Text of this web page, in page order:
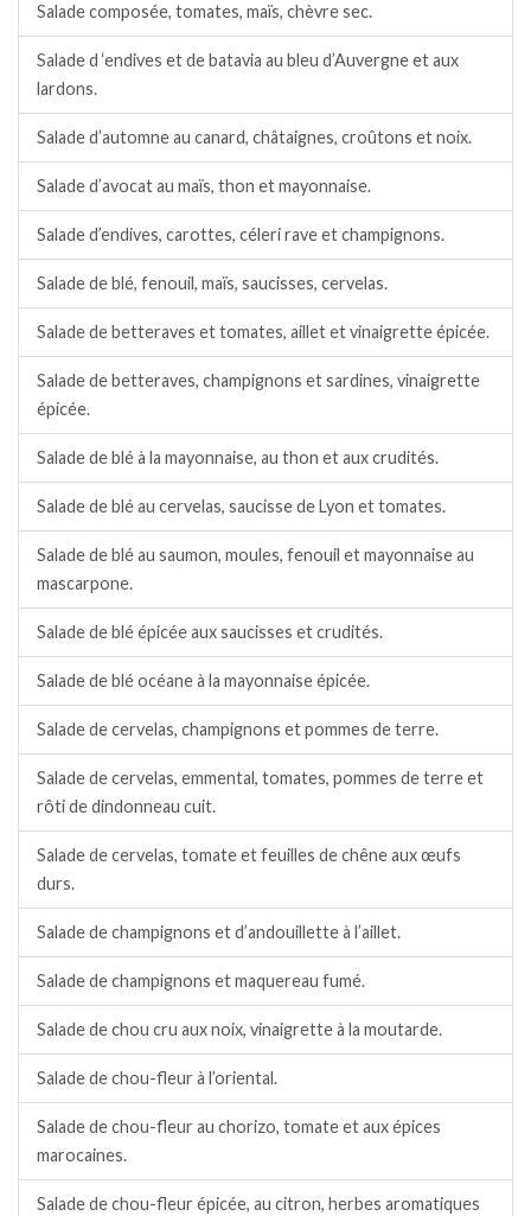
Salade composée, tomates, maïs, chèvre sec.
Salade d ‘endives et de batavia au bleu d’Auvergne et aux
lardons.
Salade d’automne au canard, châtaignes, croûtons et noix.
Salade d’avocat au maïs, thon et mayonnaise.
Salade d’endives, carottes, céleri rave et champignons.
Salade de blé, fenouil, maïs, saucisses, cervelas.
Salade de betteraves et tomates, aillet et vinaigrette épicée.
Salade de betteraves, champignons et sardines, vinaigrette
épicée.
Salade de blé à la mayonnaise, au thon et aux crudités.
Salade de blé au cervelas, saucisse de Lyon et tomates.
Salade de blé au saumon, moules, fenouil et mayonnaise au
mascarpone.
Salade de blé épicée aux saucisses et crudités.
Salade de blé océane à la mayonnaise épicée.
Salade de cervelas, champignons et pommes de terre.
Salade de cervelas, emmental, tomates, pommes de terre et
rôti de dindonneau cuit.
Salade de cervelas, tomate et feuilles de chêne aux œufs
durs.
Salade de champignons et d’andouillette à l’aillet.
Salade de champignons et maquereau fumé.
Salade de chou cru aux noix, vinaigrette à la moutarde.
Salade de chou-fleur à l’oriental.
Salade de chou-fleur au chorizo, tomate et aux épices
marocaines.
Salade de chou-fleur épicée, au citron, herbes aromatiques